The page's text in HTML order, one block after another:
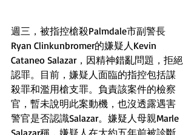
週三，被指控槍殺Palmdale市副警長
Ryan Clinkunbromer的嫌疑人Kevin
Cataneo Salazar，因精神錯亂問題，拒絕
認罪。目前，嫌疑人面臨的指控包括謀
殺罪和濫用槍支罪。負責該案件的檢察
官，暫未說明此案動機，也沒透露遇害
警官是否認識Salazar。嫌疑人母親Marle
Salazar稱，嫌疑人在大約五年前被診斷